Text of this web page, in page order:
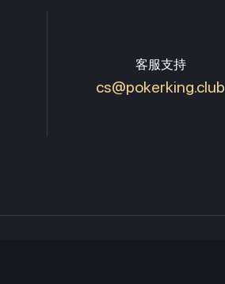
客服支持
cs@pokerking.club